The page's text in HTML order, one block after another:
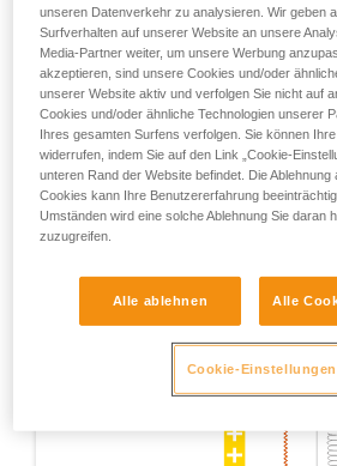
ARBEITSPOSITIONEN UNTERHALB
ANSCHLAGPUNKTES BEVORZUGEN
unseren Datenverkehr zu analysieren. Wir geben
Surfverhalten auf unserer Website an unsere
Media-Partner weiter, um unsere Werbung
akzeptieren, sind unsere Cookies und/oder
unserer Website aktiv und verfolgen Sie nicht auf
Cookies und/oder ähnliche Technologien unserer
Ihres gesamten Surfens verfolgen. Sie können
widerrufen, indem Sie auf den Link „Cookie-
unteren Rand der Website befindet. Die
Cookies kann Ihre Benutzererfahrung
Umständen wird eine solche Ablehnung Sie daran
zuzugreifen.
Alle ablehnen Alle
Cookie-Einstellungen